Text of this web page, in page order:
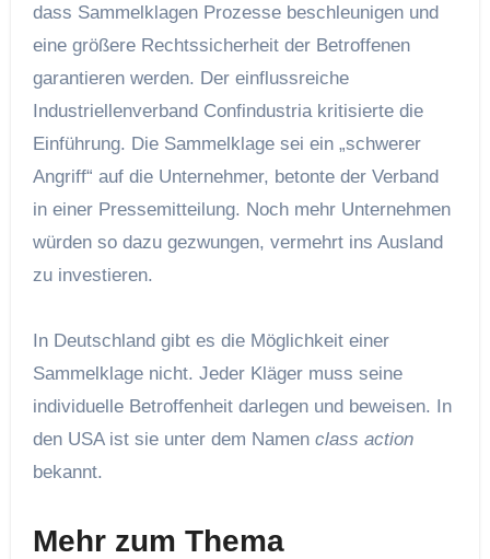
dass Sammelklagen Prozesse beschleunigen und
eine größere Rechtssicherheit der Betroffenen
garantieren werden. Der einflussreiche
Industriellenverband Confindustria kritisierte die
Einführung. Die Sammelklage sei ein „schwerer
Angriff“ auf die Unternehmer, betonte der Verband
in einer Pressemitteilung. Noch mehr Unternehmen
würden so dazu gezwungen, vermehrt ins Ausland
zu investieren.
In Deutschland gibt es die Möglichkeit einer
Sammelklage nicht. Jeder Kläger muss seine
individuelle Betroffenheit darlegen und beweisen. In
den USA ist sie unter dem Namen class action
bekannt.
Mehr zum Thema